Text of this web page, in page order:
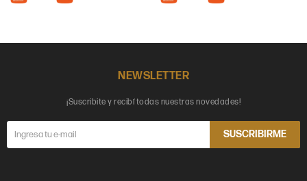
NEWSLETTER
¡Suscribite y recibí todas nuestras novedades!
SUSCRIBIRME